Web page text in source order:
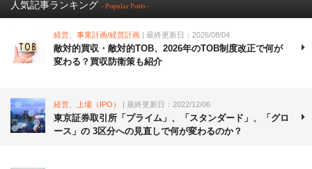
人気記事ランキング - Popular Posts -
経営、事業計画/経営計画 | 最終更新日：2026/08/04
敵対的買収・敵対的TOB、2026年のTOB制度改正で何が
変わる？買収防衛策も紹介
経営、上場（IPO） | 最終更新日：2022/12/06
東京証券取引所「プライム」、「スタンダード」、「グロ
ース」の 3区分への見直しで何が変わるのか？